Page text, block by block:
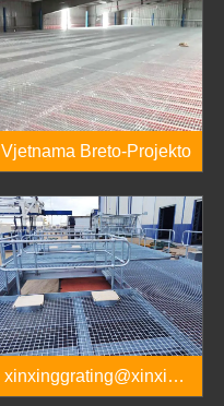
Vjetnama Breto-Projekto
xinxinggrating@xinxing
pipes.com.cn